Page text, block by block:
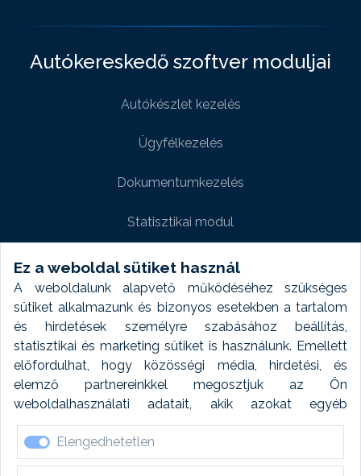
Ez a weboldal sütiket használ
A weboldalunk alapvető működéséhez szükséges
sütiket alkalmazunk és bizonyos esetekben a tartalom
és hirdetések személyre szabásához beállítás,
statisztikai és marketing sütiket is használunk. Emellett
előfordulhat, hogy közösségi média, hirdetési, és
elemző partnereinkkel megosztjuk az Ön
weboldalhasználati adatait, akik azokat egyéb
forrásokból gyűjtött adatokkal kombinálhatják. A sütik
elfogadásával kapcsolatosan naplózást végzünk és
ezen adatokat 6 hónap után automatikusan töröljük. A
Elengedhetetlen
Autókereskedő szoftver moduljai
Autókészlet kezelés
Ügyfélkezelés
Dokumentumkezelés
Statisztikai modul
Weboldal modul
Fényképtár extra modul
Autómosó modul
Feladatütemezés